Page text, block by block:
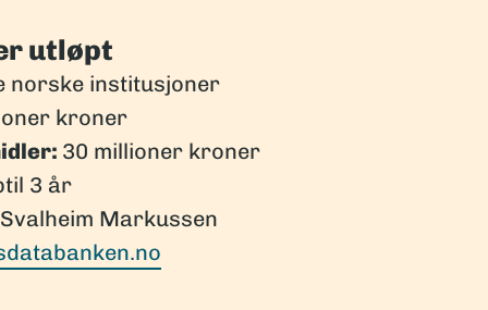
utløpt
norske institusjoner
kroner
30 millioner kroner
3 år
Markussen